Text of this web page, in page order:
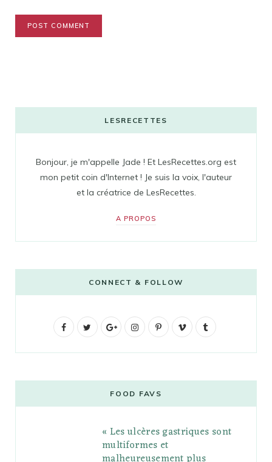
LESRECETTES
Bonjour, je m'appelle Jade ! Et LesRecettes.org est
mon petit coin d'Internet ! Je suis la voix, l'auteur
et la créatrice de LesRecettes.
A PROPOS
CONNECT & FOLLOW
F
b
t
G
g
l
e
P
I
t
a
g
r
P
e
r
e
V
o
l
r
FOOD FAVS
« Les ulcères gastriques sont
multiformes et